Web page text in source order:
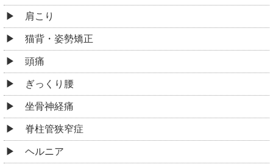
肩こり
猫背・姿勢矯正
頭痛
ぎっくり腰
坐骨神経痛
脊柱管狭窄症
ヘルニア